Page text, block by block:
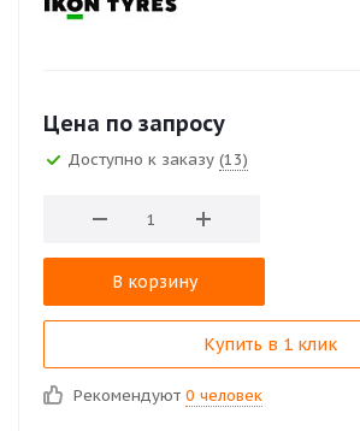
Цена по запросу
Доступно к заказу (13)
В корзину
Купить в 1 клик
Рекомендуют 0 человек